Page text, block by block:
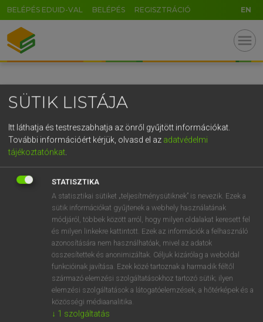
BELÉPÉS EDUID-VAL BELÉPÉS REGISZTRÁCIÓ EN
menu
OOOOPS!
SÜTIK LISTÁJA
Itt láthatja és testreszabhatja az önről gyűjtött információkat.
További információért kérjük, olvasd el az adatvédelmi
tájékoztatónkat
STATISZTIKA
A statisztikai sütiket „teljesítménysütiknek” is nevezik. Ezek a
sütik információkat gyűjtenek a webhely használatának
módjáról, többek között arról, hogy milyen oldalakat keresett fel
és milyen linkekre kattintott. Ezek az információk a felhasználó
azonosítására nem használhatóak, mivel az adatok
összesítettek és anonimizáltak. Céljuk kizárólag a weboldal
funkcióinak javítása. Ezek közé tartoznak a harmadik féltől
származó elemzési szolgáltatásokhoz tartozó sütik; ilyen
elemzési szolgáltatások a látogatóelemzések, a hőtérképek és a
közösségi médiaanalitika.
↓ 1 szolgáltatás
GR
5
g h k l
v b n m , . - AltGr